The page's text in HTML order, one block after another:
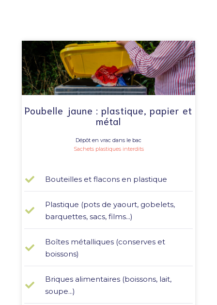
Poubelle jaune : plastique, papier et
métal
Dépôt en vrac dans le bac
Sachets plastiques interdits
Bouteilles et flacons en plastique
Plastique (pots de yaourt, gobelets,
barquettes, sacs, films...)
Boîtes métalliques (conserves et
boissons)
Briques alimentaires (boissons, lait,
soupe...)